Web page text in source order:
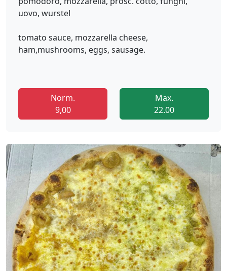
uovo, wurstel
tomato sauce, mozzarella cheese,
ham,mushrooms, eggs, sausage.
Norm.
9,00
Max.
22.00